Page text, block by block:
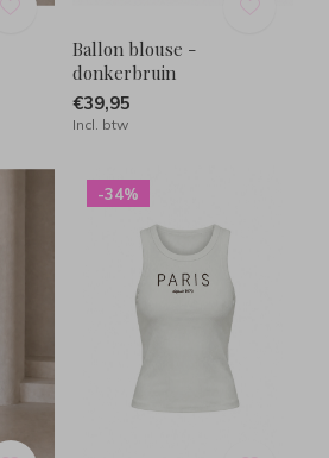
Ballon blouse -
donkerbruin
€39,95
Incl. btw
-34%